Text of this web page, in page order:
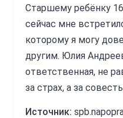
Старшему ребёнку
сейчас мне
которому я могу
другим. Юлия
ответственная, не
за страх, а за
Источник: